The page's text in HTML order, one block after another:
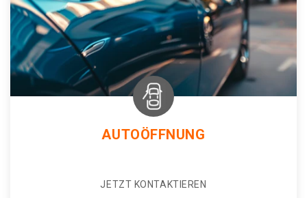
AUTOÖFFNUNG
JETZT KONTAKTIEREN